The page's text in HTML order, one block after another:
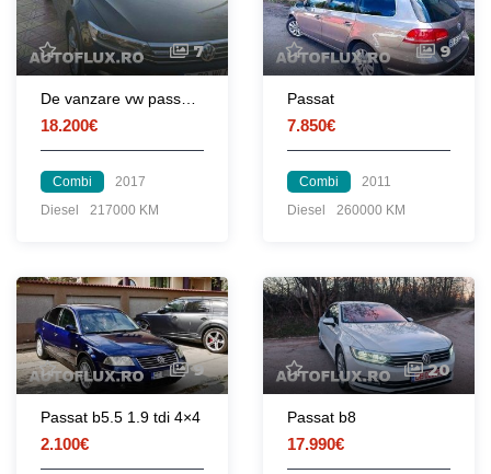
7
18.200€
Combi
2017
Diesel
217000 KM
9
Passat
7.850€
Combi
2011
Diesel
260000 KM
9
Passat b5.5 1.9 tdi 4×4
2.100€
20
Passat b8
17.990€